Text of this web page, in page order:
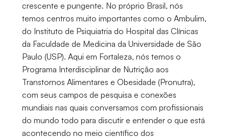
crescente e pungente. No próprio Brasil, nós
temos centros muito importantes como o Ambulim,
do Instituto de Psiquiatria do Hospital das Clínicas
da Faculdade de Medicina da Universidade de São
Paulo (USP). Aqui em Fortaleza, nós temos o
Programa Interdisciplinar de Nutrição aos
Transtornos Alimentares e Obesidade (Pronutra),
com seus campos de pesquisa e conexões
mundiais nas quais conversamos com profissionais
do mundo todo para discutir e entender o que está
acontecendo no meio científico dos